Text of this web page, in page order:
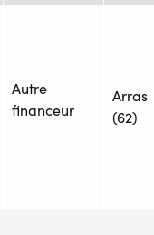
Autre
financeur
Arras
(62)